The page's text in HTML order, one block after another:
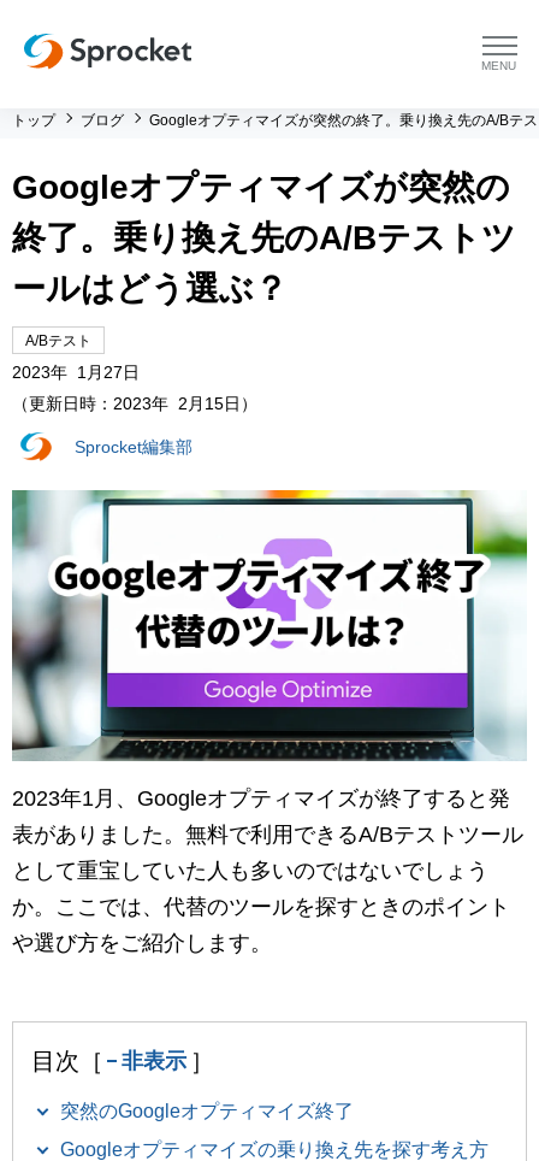
menu
プラットフォーム トップ
コンサルティング
コンサルティング トップ
運用支援 トップ
メソッド トップ
導入事例
よくある質問
会社情報
メンバー紹介
採用情報
創業の想い
マーケティングお役立ち資料
トップ ブログ Googleオプティマイズが突然の終了。乗り換え先のA/Bテ
Googleオプティマイズが突然の
終了。乗り換え先のA/Bテストツ
ールはどう選ぶ？
A/Bテスト
2023年 1月27日
（更新日時：2023年 2月15日）
Sprocket編集部
2023年1月、Googleオプティマイズが終了すると発
表がありました。無料で利用できるA/Bテストツール
として重宝していた人も多いのではないでしょう
か。ここでは、代替のツールを探すときのポイント
や選び方をご紹介します。
目次［ 非表示 ］
突然のGoogleオプティマイズ終了
Googleオプティマイズの乗り換え先を探す考え方